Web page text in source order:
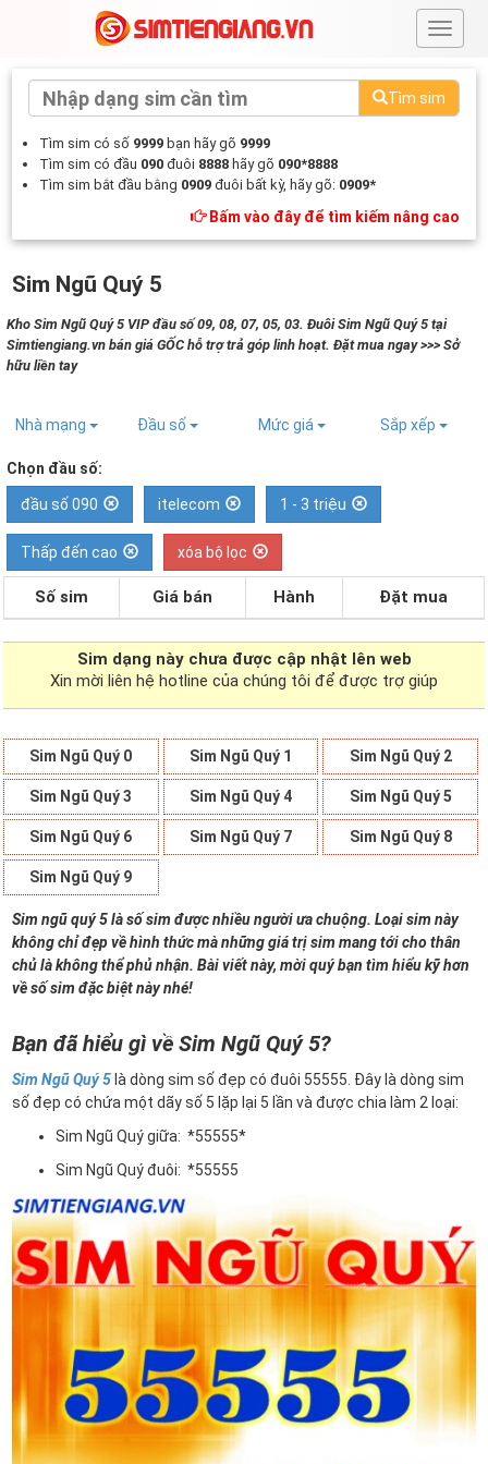
#
Tìm sim
Tìm sim có số 9999 bạn hãy gõ 9999
Tìm sim có đầu 090 đuôi 8888 hãy gõ 090*8888
Tìm sim bắt đầu bằng 0909 đuôi bất kỳ, hãy gõ: 0909*
Bấm vào đây để tìm kiếm nâng cao
Sim Ngũ Quý 5
Kho Sim Ngũ Quý 5 VIP đầu số 09, 08, 07, 05, 03. Đuôi Sim Ngũ Quý 5 tại
Simtiengiang.vn bán giá GỐC hỗ trợ trả góp linh hoạt. Đặt mua ngay >>> Sở
hữu liền tay
Nhà mạng Đầu số Mức giá Sắp xếp
Chọn đầu số:
đầu số 090 itelecom 1 - 3 triệu
Thấp đến cao xóa bộ lọc
Số sim Giá bán Hành Đặt mua
Sim dạng này chưa được cập nhật lên web
Xin mời liên hệ hotline của chúng tôi để được trợ giúp
Sim Ngũ Quý 0 Sim Ngũ Quý 1 Sim Ngũ Quý 2
Sim Ngũ Quý 3 Sim Ngũ Quý 4 Sim Ngũ Quý 5
Sim Ngũ Quý 6 Sim Ngũ Quý 7 Sim Ngũ Quý 8
Sim Ngũ Quý 9
Sim ngũ quý 5 là số sim được nhiều người ưa chuộng. Loại sim này
không chỉ đẹp về hình thức mà những giá trị sim mang tới cho thân
chủ là không thể phủ nhận. Bài viết này, mời quý bạn tìm hiểu kỹ hơn
về số sim đặc biệt này nhé!
Bạn đã hiểu gì về Sim Ngũ Quý 5?
Sim Ngũ Quý 5 là dòng sim số đẹp có đuôi 55555. Đây là dòng sim
số đẹp có chứa một dãy số 5 lặp lại 5 lần và được chia làm 2 loại:
Sim Ngũ Quý giữa: *55555*
Sim Ngũ Quý đuôi: *55555